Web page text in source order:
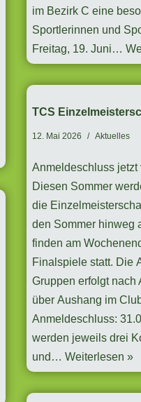
im Bezirk C eine
Sportlerinnen und
Freitag, 19. Juni…
TCS
12. Mai 2026 Aktuelles
Anmeldeschluss
Diesen Sommer
die
den Sommer hinweg
finden am
Finalspiele statt. Die
Gruppen erfolgt nach
über Aushang im
Anmeldeschluss:
werden jeweils drei
und…Weiterlesen »